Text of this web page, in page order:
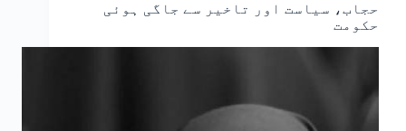
حجاب، سیاست اور تاخیر سے جاگی ہوئی
حکومت